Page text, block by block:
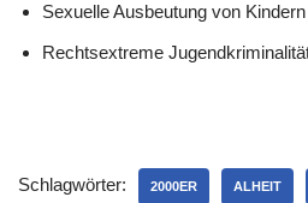
Sexuelle Ausbeutung von
Rechtsextreme
Schlagwörter: 2000ER ALHEIT